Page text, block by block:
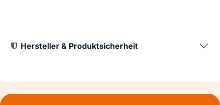
Hersteller & Produktsicherheit